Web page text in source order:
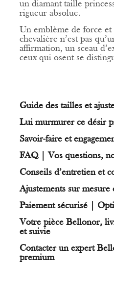
un diamant taille
rigueur absolue.
Un emblème de force et
chevalière n’est pas
affirmation, un sceau
ceux qui osent se
Guide des tailles et
Lui murmurer ce désir
Savoir-faire et
FAQ | Vos questions,
Conseils d’entretien et
Ajustements sur
Paiement sécurisé |
Votre pièce Bellonor,
et suivie
Contacter un expert
premium